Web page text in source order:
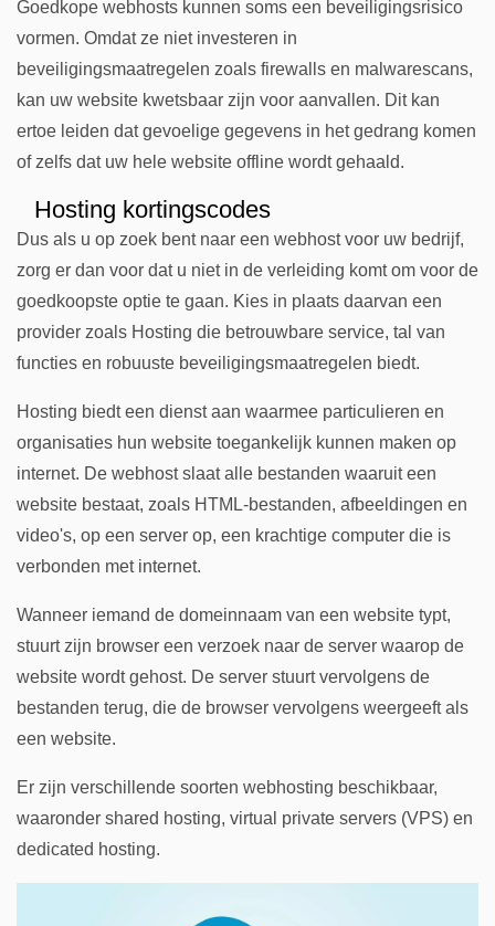
Goedkope webhosts kunnen soms een beveiligingsrisico
vormen. Omdat ze niet investeren in
beveiligingsmaatregelen zoals firewalls en malwarescans,
kan uw website kwetsbaar zijn voor aanvallen. Dit kan
ertoe leiden dat gevoelige gegevens in het gedrang komen
of zelfs dat uw hele website offline wordt gehaald.
Hosting kortingscodes
Dus als u op zoek bent naar een webhost voor uw bedrijf,
zorg er dan voor dat u niet in de verleiding komt om voor de
goedkoopste optie te gaan. Kies in plaats daarvan een
provider zoals Hosting die betrouwbare service, tal van
functies en robuuste beveiligingsmaatregelen biedt.
Hosting biedt een dienst aan waarmee particulieren en
organisaties hun website toegankelijk kunnen maken op
internet. De webhost slaat alle bestanden waaruit een
website bestaat, zoals HTML-bestanden, afbeeldingen en
video's, op een server op, een krachtige computer die is
verbonden met internet.
Wanneer iemand de domeinnaam van een website typt,
stuurt zijn browser een verzoek naar de server waarop de
website wordt gehost. De server stuurt vervolgens de
bestanden terug, die de browser vervolgens weergeeft als
een website.
Er zijn verschillende soorten webhosting beschikbaar,
waaronder shared hosting, virtual private servers (VPS) en
dedicated hosting.